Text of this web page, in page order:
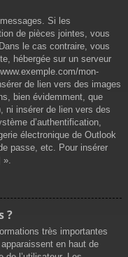
Si les
de pièces jointes, vous
le cas contraire, vous
hébergée sur un serveur
mon-
de lien vers des images
bien évidemment, que
ni insérer de lien vers des
d’authentification,
électronique de Outlook
passe, etc. Pour insérer
».
?
très importantes
en haut de